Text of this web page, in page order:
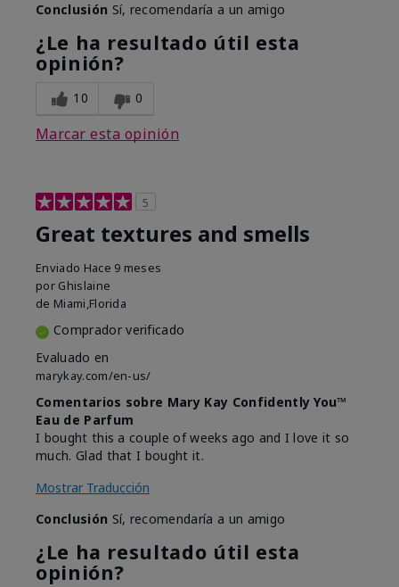
Conclusión Sí, recomendaría a un amigo
¿Le ha resultado útil esta
opinión?
10 0
Marcar esta opinión
5
Great textures and smells
Enviado Hace 9 meses
por Ghislaine
de Miami,Florida
Comprador verificado
Evaluado en
marykay.com/en-us/
Comentarios sobre Mary Kay Confidently You™
Eau de Parfum
I bought this a couple of weeks ago and I love it so
much. Glad that I bought it.
Mostrar Traducción
Conclusión Sí, recomendaría a un amigo
¿Le ha resultado útil esta
opinión?